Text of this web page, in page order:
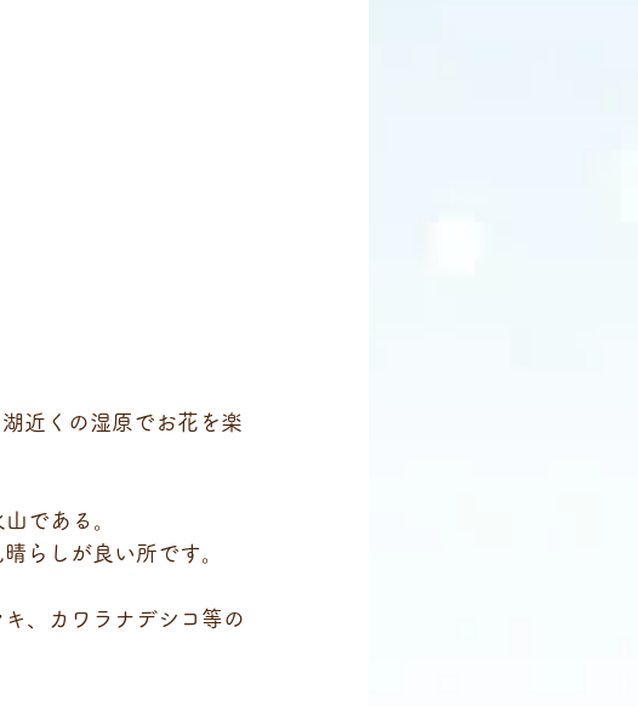
近くの湿原でお花を楽
である。
らしが良い所です。
、カワラナデシコ等の